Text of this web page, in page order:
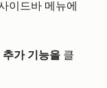
이드바 메뉴에
추가 기능을 클